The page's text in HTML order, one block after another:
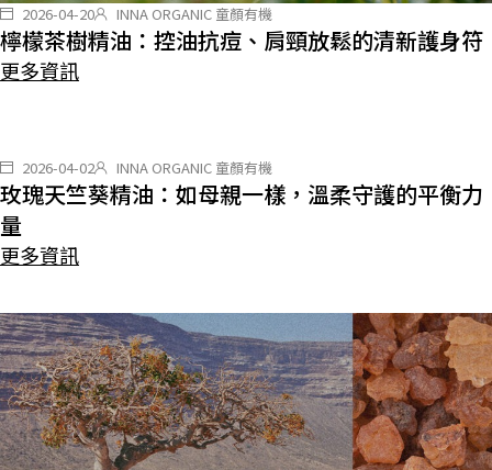
2026-04-20 INNA ORGANIC 童顏有機
檸檬茶樹精油：控油抗痘、肩頸放鬆的清新護身符
更多資訊
2026-04-02 INNA ORGANIC 童顏有機
玫瑰天竺葵精油：如母親一樣，溫柔守護的平衡力
量
更多資訊